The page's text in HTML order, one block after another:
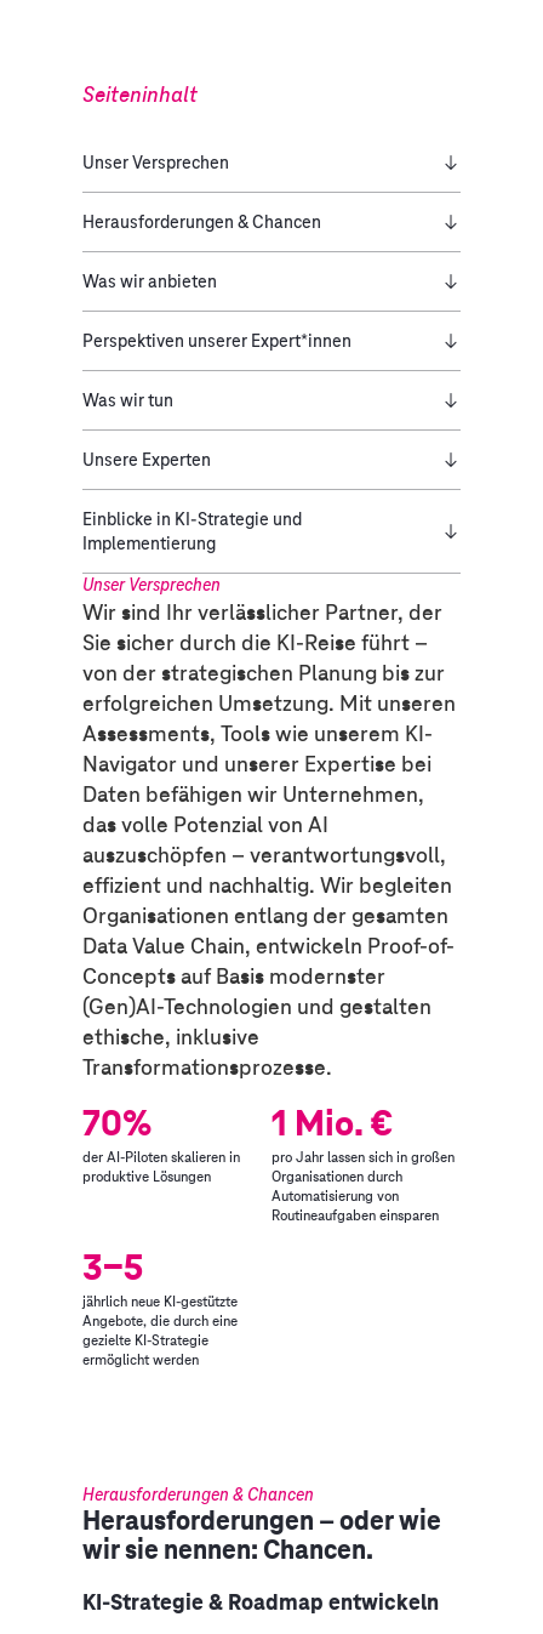
Unser Versprechen
Wir sind Ihr verlässlicher Partner, der
Sie sicher durch die KI-Reise führt –
von der strategischen Planung bis zur
erfolgreichen Umsetzung. Mit unseren
Assessments, Tools wie unserem KI-
Navigator und unserer Expertise bei
Daten befähigen wir Unternehmen,
das volle Potenzial von AI
auszuschöpfen – verantwortungsvoll,
effizient und nachhaltig. Wir begleiten
Organisationen entlang der gesamten
Data Value Chain, entwickeln Proof-of-
Concepts auf Basis modernster
(Gen)AI-Technologien und gestalten
ethische, inklusive
Transformationsprozesse.
70%
der AI-Piloten skalieren in
produktive Lösungen
1 Mio. €
pro Jahr lassen sich in großen
Organisationen durch
Automatisierung von
Routineaufgaben einsparen
3-5
jährlich neue KI-gestützte
Angebote, die durch eine
gezielte KI-Strategie
ermöglicht werden
Seiteninhalt
Unser Versprechen
Herausforderungen & Chancen
Was wir anbieten
Perspektiven unserer Expert*innen
Was wir tun
Unsere Experten
Einblicke in KI-Strategie und
Implementierung
Herausforderungen & Chancen
Herausforderungen – oder wie
wir sie nennen: Chancen.
KI-Strategie & Roadmap entwickeln